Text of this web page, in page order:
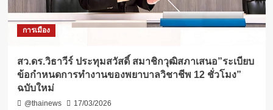
การเมือง
สว.ดร.วิธา​วีร์​ ประทุ​ม​สวัสดิ์​ สมาชิกวุฒิสภาเสนอ”ระเบียบ
ข้อกำหนดการทำงานของพยาบาลวิชาชีพ​ 12 ชั่วโมง​”
ฉบับใหม่
@thainews 17/03/2026